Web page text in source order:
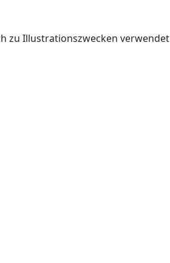
zu Illustrationszwecken verwendet